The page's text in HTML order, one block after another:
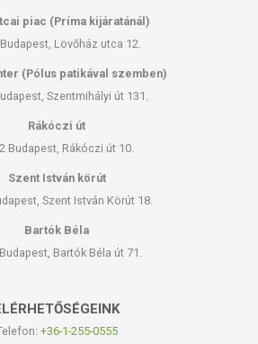
piac (Príma kijáratánál)
Lövőház utca 12.
(Pólus patikával szemben)
Szentmihályi út 131.
Rákóczi út
Budapest, Rákóczi út 10.
Szent István körút
Szent István Körút 18.
Bartók Béla
Bartók Béla út 71.
+36-1-255-0555